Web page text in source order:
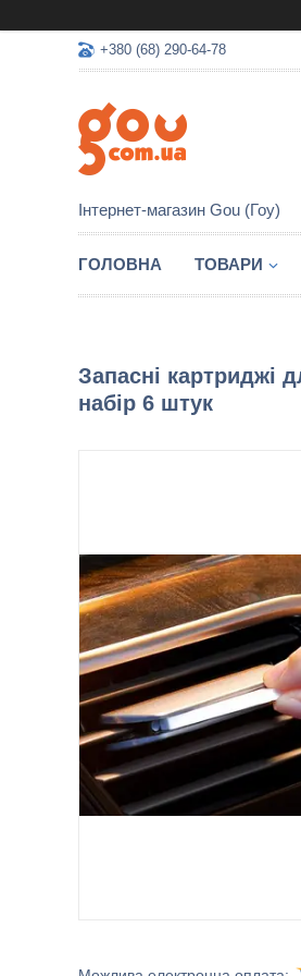
+380 (68) 290-64-78
Інтернет-магазин Gou (Гоу)
ГОЛОВНА ТОВАРИ
Запасні картриджі
набір 6 штук